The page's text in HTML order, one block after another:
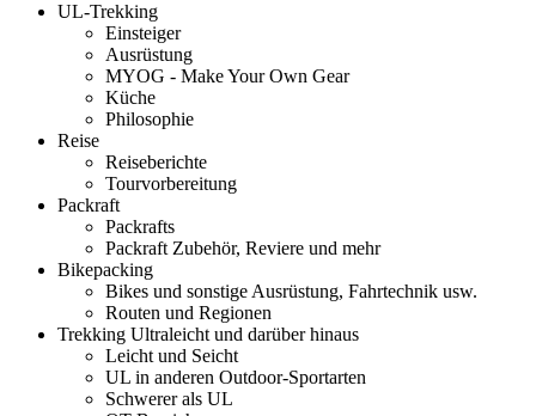
UL-Trekking
Einsteiger
Ausrüstung
MYOG - Make Your Own Gear
Küche
Philosophie
Reise
Reiseberichte
Tourvorbereitung
Packraft
Packrafts
Packraft Zubehör, Reviere und mehr
Bikepacking
Bikes und sonstige Ausrüstung, Fahrtechnik usw.
Routen und Regionen
Trekking Ultraleicht und darüber hinaus
Leicht und Seicht
UL in anderen Outdoor-Sportarten
Schwerer als UL